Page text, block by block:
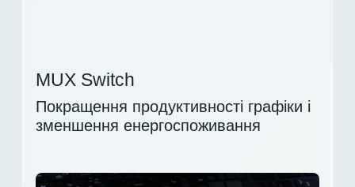
MUX Switch
Покращення продуктивності графіки і
зменшення енергоспоживання